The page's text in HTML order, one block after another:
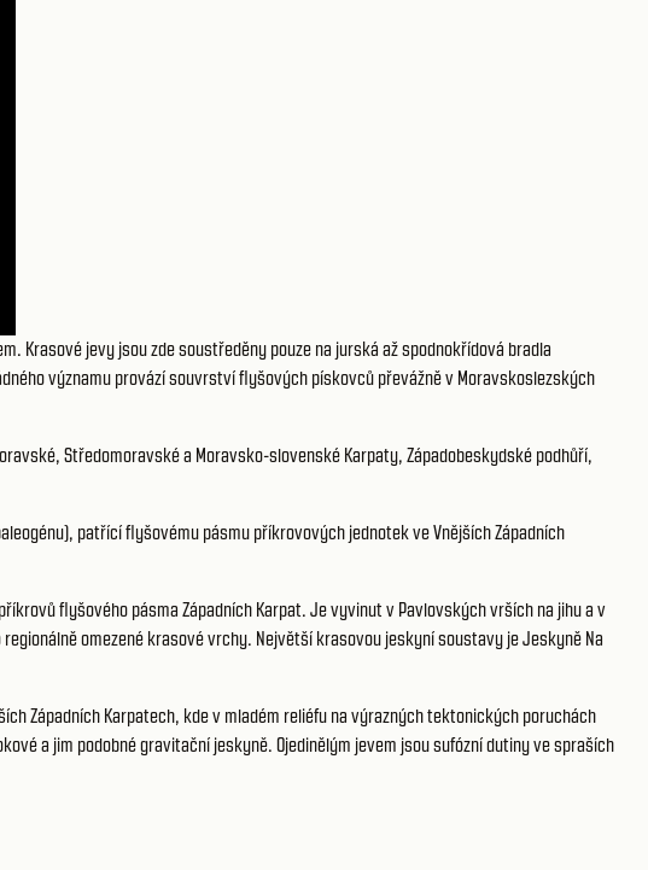
Krasové jevy jsou zde soustředěny pouze na jurská až spodnokřídová bradla
významu provází souvrství flyšových pískovců převážně v Moravskoslezských
Středomoravské a Moravsko-slovenské Karpaty, Západobeskydské podhůří,
patřící flyšovému pásmu příkrovových jednotek ve Vnějších Západních
flyšového pásma Západních Karpat. Je vyvinut v Pavlovských vrších na jihu a v
omezené krasové vrchy. Největší krasovou jeskyní soustavy je Jeskyně Na
Západních Karpatech, kde v mladém reliéfu na výrazných tektonických poruchách
a jim podobné gravitační jeskyně. Ojedinělým jevem jsou sufózní dutiny ve spraších